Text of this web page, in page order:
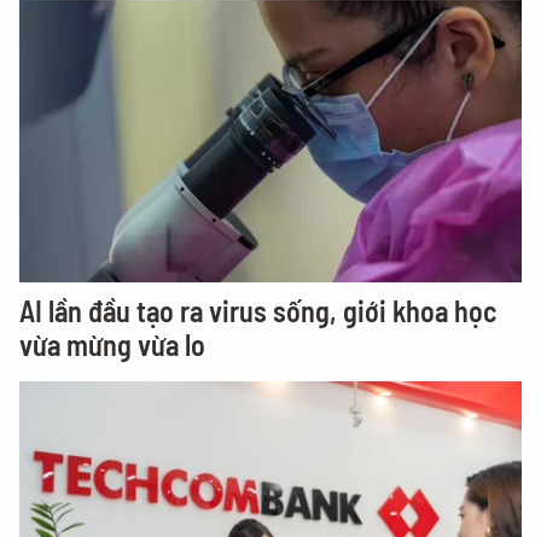
AI lần đầu tạo ra virus sống, giới khoa học
vừa mừng vừa lo